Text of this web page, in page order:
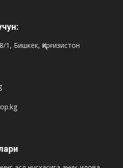
Бишкек, Қирғизистон